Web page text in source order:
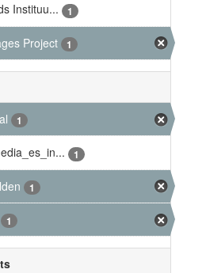
Instituu...
1
Project 1
1
1
1
1